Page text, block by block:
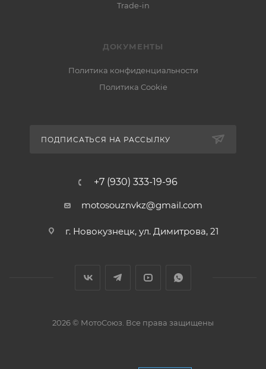
Trade-in
ДОКУМЕНТЫ
Политика конфиденциальности
Политика Cookie
ПОДПИСАТЬСЯ НА РАССЫЛКУ
+7 (930) 333-19-96
motosouznvkz@gmail.com
г. Новокузнецк, ул. Димитрова, 21
2026 © МотоСоюз. Все права защищены